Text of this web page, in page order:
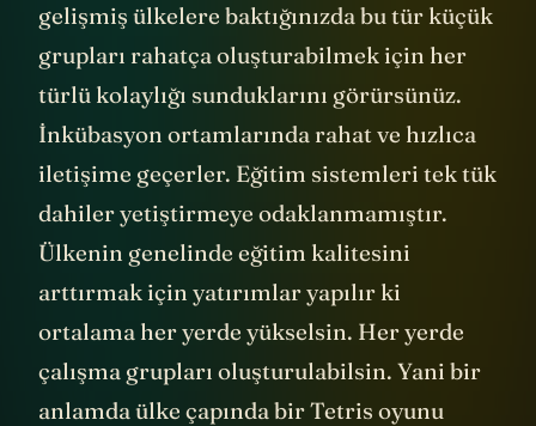
gelişmiş ülkelere baktığınızda bu tür küçük
grupları rahatça oluşturabilmek için her
türlü kolaylığı sunduklarını görürsünüz.
İnkübasyon ortamlarında rahat ve hızlıca
iletişime geçerler. Eğitim sistemleri tek tük
dahiler yetiştirmeye odaklanmamıştır.
Ülkenin genelinde eğitim kalitesini
arttırmak için yatırımlar yapılır ki
ortalama her yerde yükselsin. Her yerde
çalışma grupları oluşturulabilsin. Yani bir
anlamda ülke çapında bir Tetris oyunu